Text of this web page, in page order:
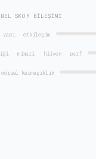
SKOR BILEŞIMI
yapı · etkileşim
· mimari · hijyen · perf
karmaşıklık